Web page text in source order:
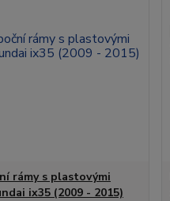
rámy s plastovými
ix35 (2009 - 2015)